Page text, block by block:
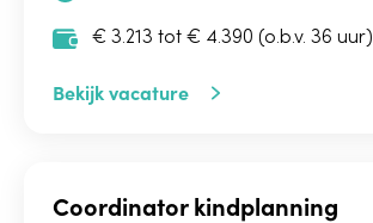
€ 3.213 tot € 4.390 (o.b.v. 36 uur)
Bekijk vacature
Coordinator kindplanning